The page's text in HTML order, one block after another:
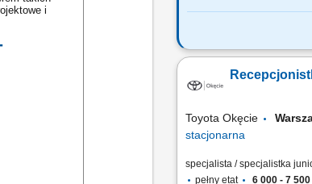
i
Opis oferty Szukamy
wsparcie Zarządu oraz
biurem. To rola dla kogoś
Toyota Okęcie
stacjonarna
specjalista / specjalistka
pełny etat
6 000 - 7 500